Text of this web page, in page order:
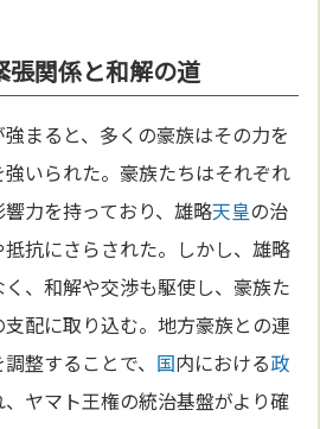
張関係と和解の道
まると、多くの豪族はその力を
いられた。豪族たちはそれぞれ
力を持っており、雄略天皇の治
抗にさらされた。しかし、雄略
、和解や交渉も駆使し、豪族た
配に取り込む。地方豪族との連
整することで、 国内における政
ヤマト王権の統治基盤がより確